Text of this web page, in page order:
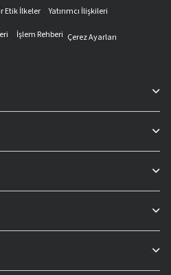
Etik İlkeler
Yatırımcı İlişkileri
İşlem Rehberi Çerez Ayarları